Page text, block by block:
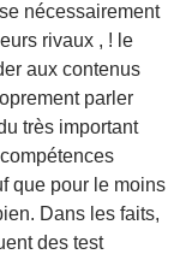
nécessairement
rivaux , ! le
aux contenus
parler
très important
que pour le moins
Dans les faits,
des test